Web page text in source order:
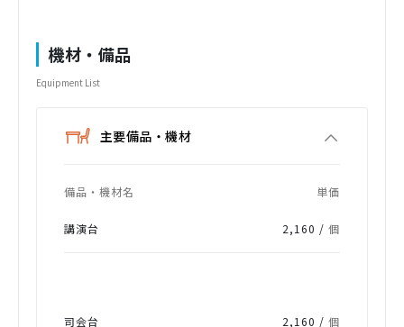
機材・備品
Equipment List
主要備品・機材
備品・機材名 単価
講演台 2,160 /個
司会台 2,160 /個